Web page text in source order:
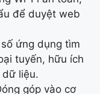
để duyệt web
ứng dụng tìm
tuyến, hữu ích
liệu.
góp vào cơ